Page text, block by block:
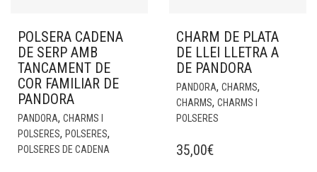
POLSERA CADENA
DE SERP AMB
TANCAMENT DE
COR FAMILIAR DE
PANDORA
PANDORA, CHARMS I
POLSERES, POLSERES,
POLSERES DE CADENA
CHARM DE PLATA
DE LLEI LLETRA A
DE PANDORA
PANDORA, CHARMS,
CHARMS, CHARMS I
POLSERES
35,00€